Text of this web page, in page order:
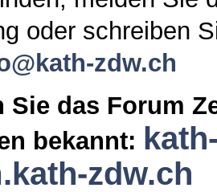
oder schreiben
zdw.ch
Sie das Forum
bekannt:
zdw.ch